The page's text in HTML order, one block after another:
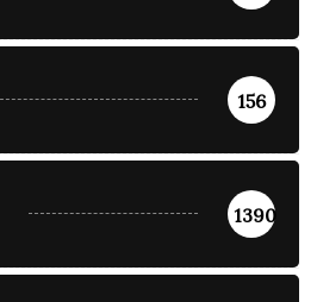
156
1390